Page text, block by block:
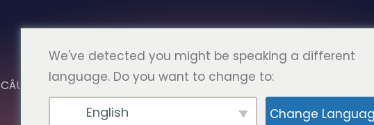
CÂU HỎI THƯỜNG GẶP CÁC TRANG TIẾP XÚC
We've detected you might be speaking a different
language. Do you want to change to:
English Change